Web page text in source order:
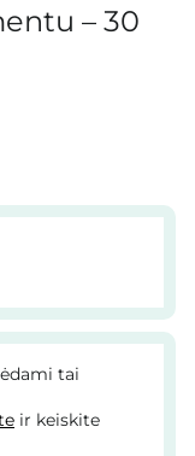
– 30
tai
ir keiskite